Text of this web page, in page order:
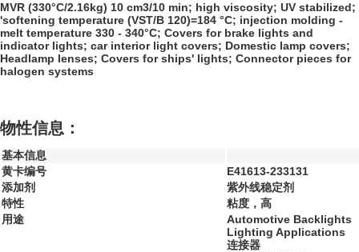
MVR (330°C/2.16kg) 10 cm3/10 min; high viscosity; UV stabilized;
'softening temperature (VST/B 120)=184 °C; injection molding -
melt temperature 330 - 340°C; Covers for brake lights and
indicator lights; car interior light covers; Domestic lamp covers;
Headlamp lenses; Covers for ships' lights; Connector pieces for
halogen systems
物性信息：
基本信息
黄卡编号
E41613-233131
添加剂
紫外线稳定剂
特性
粘度，高
用途
Automotive Backlights
Lighting Applications
连接器